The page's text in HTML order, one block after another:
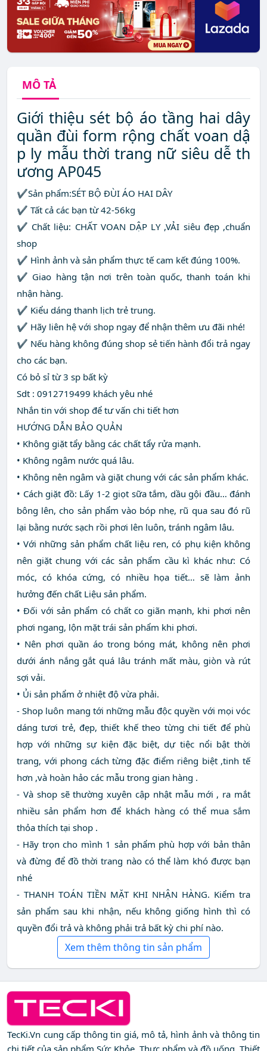
MÔ TẢ
Giới thiệu sét bộ áo tầng hai dây
quần đùi form rộng chất voan dậ
p ly mẫu thời trang nữ siêu dễ th
ương AP045
✔Sản phẩm:SÉT BỘ ĐÙI ÁO HAI DÂY
✔ Tất cả các bạn từ 42-56kg
✔ Chất liệu: CHẤT VOAN DẬP LY ,VẢI siêu đẹp ,chuẩn
shop
✔ Hình ảnh và sản phẩm thực tế cam kết đúng 100%.
✔ Giao hàng tận nơi trên toàn quốc, thanh toán khi
nhận hàng.
✔ Kiểu dáng thanh lịch trẻ trung.
✔ Hãy liên hệ với shop ngay để nhận thêm ưu đãi nhé!
✔ Nếu hàng không đúng shop sẻ tiến hành đổi trả ngay
cho các bạn.
Có bỏ sỉ từ 3 sp bất kỳ
Sdt : 0912719499 khách yêu nhé
Nhắn tin với shop để tư vấn chi tiết hơn
HƯỚNG DẪN BẢO QUẢN
• Không giặt tẩy bằng các chất tẩy rửa mạnh.
• Không ngâm nước quá lâu.
• Không nên ngâm và giặt chung với các sản phẩm khác.
• Cách giặt đồ: Lấy 1-2 giọt sữa tắm, dầu gội đầu… đánh
bông lên, cho sản phẩm vào bóp nhẹ, rũ qua sau đó rũ
lại bằng nước sạch rồi phơi lên luôn, tránh ngâm lâu.
• Với những sản phẩm chất liệu ren, có phụ kiện không
nên giặt chung với các sản phẩm cầu kì khác như: Có
móc, có khóa cứng, có nhiều họa tiết… sẽ làm ảnh
hưởng đến chất Liệu sản phẩm.
• Đối với sản phẩm có chất co giãn mạnh, khi phơi nên
phơi ngang, lộn mặt trái sản phẩm khi phơi.
• Nên phơi quần áo trong bóng mát, không nên phơi
dưới ánh nắng gắt quá lâu tránh mất màu, giòn và rút
sợi vải.
• Ủi sản phẩm ở nhiệt độ vừa phải.
- Shop luôn mang tới những mẫu độc quyền với mọi vóc
dáng tươi trẻ, đẹp, thiết khế theo từng chi tiết để phù
hợp với những sự kiện đặc biệt, dự tiệc nổi bật thời
trang, với phong cách từng đặc điểm riêng biệt ,tinh tế
hơn ,và hoàn hảo các mẫu trong gian hàng .
- Và shop sẽ thường xuyên cập nhật mẫu mới , ra mắt
nhiều sản phẩm hơn để khách hàng có thể mua sắm
thỏa thích tại shop .
- Hãy trọn cho mình 1 sản phẩm phù hợp với bản thân
và đừng để đồ thời trang nào có thể làm khó được bạn
nhé
- THANH TOÁN TIỀN MẶT KHI NHẬN HÀNG. Kiểm tra
sản phẩm sau khi nhận, nếu không giống hình thì có
quyền đổi trả và không phải trả bất kỳ chi phí nào.
Xem thêm thông tin sản phẩm
TecKi.Vn cung cấp thông tin giá, mô tả, hình ảnh và thông tin